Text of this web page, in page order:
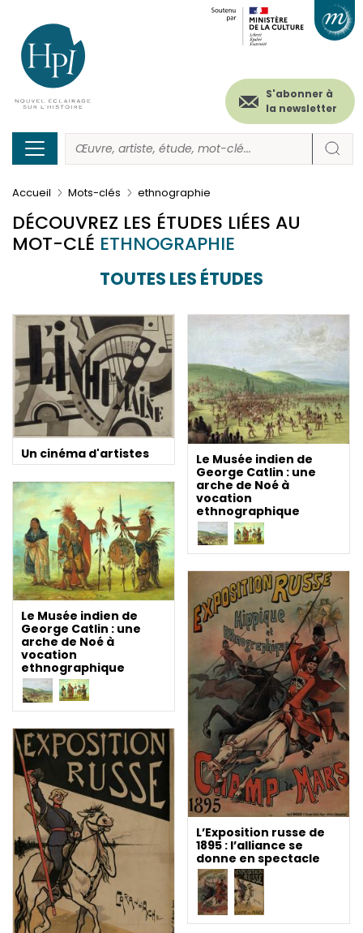
contenu
principal
Menu
secondaire
(header)
S'abonner à
la newsletter
Accueil Mots-clés ethnographie
DÉCOUVREZ LES ÉTUDES LIÉES AU
MOT-CLÉ ETHNOGRAPHIE
TOUTES LES ÉTUDES
Un cinéma d'artistes
Le Musée indien de
George Catlin : une
arche de Noé à
vocation
ethnographique
Le Musée indien de
George Catlin : une
arche de Noé à
vocation
ethnographique
L’Exposition russe de
1895 : l’alliance se
donne en spectacle